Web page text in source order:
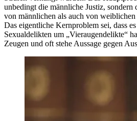
unbedingt die männliche Justiz,
von männlichen als auch von
Das eigentliche Kernproblem sei, dass
Sexualdelikten um „Vieraugendelikte“
Zeugen und oft stehe Aussage gegen